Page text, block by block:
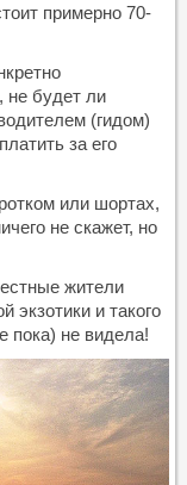
примерно 70-
не будет ли
(гидом)
за его
или шортах,
не скажет, но
жители
экзотики и такого
пока) не видела!